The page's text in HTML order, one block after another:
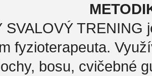
SVALOVÝ
fyzioterapeuta.
bosu, cvičebné